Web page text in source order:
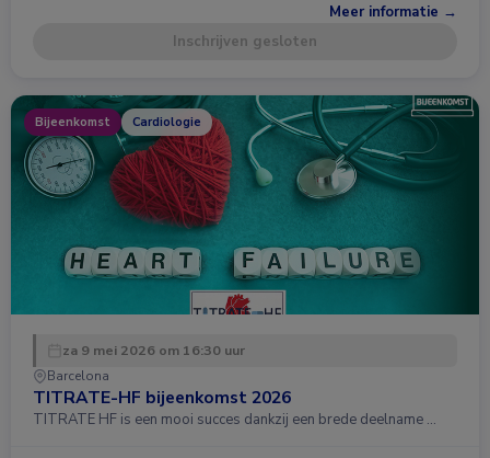
Meer informatie →
Inschrijven gesloten
Bijeenkomst Cardiologie
za 9 mei 2026 om 16:30 uur
Barcelona
TITRATE-HF bijeenkomst 2026
TITRATE HF is een mooi succes dankzij een brede deelname …